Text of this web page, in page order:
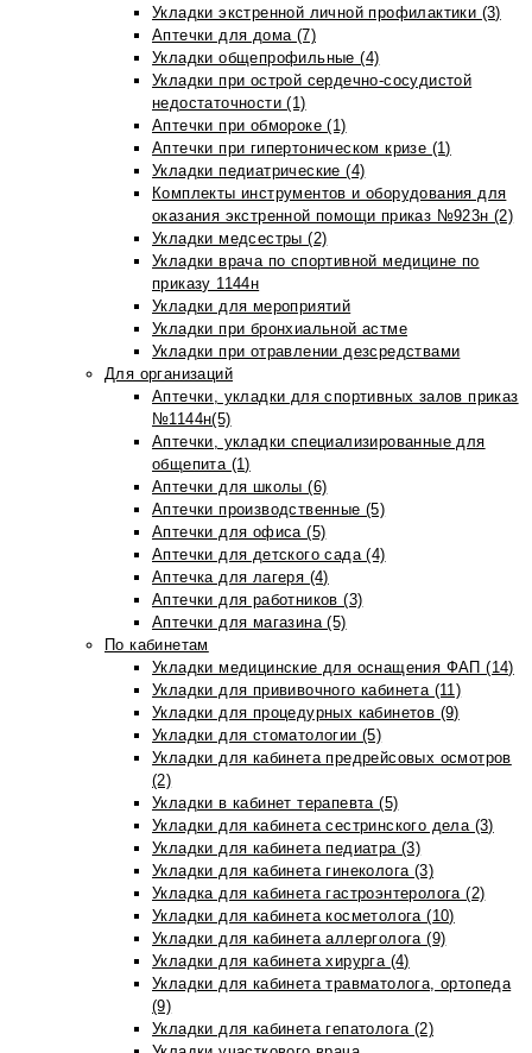
Укладки экстренной личной профилактики (3)
Аптечки для дома (7)
Укладки общепрофильные (4)
Укладки при острой сердечно-сосудистой
недостаточности (1)
Аптечки при обмороке (1)
Аптечки при гипертоническом кризе (1)
Укладки педиатрические (4)
Комплекты инструментов и оборудования для
оказания экстренной помощи приказ №923н (2)
Укладки медсестры (2)
Укладки врача по спортивной медицине по
приказу 1144н
Укладки для мероприятий
Укладки при бронхиальной астме
Укладки при отравлении дезсредствами
Для организаций
Аптечки, укладки для спортивных залов приказ
№1144н(5)
Аптечки, укладки специализированные для
общепита (1)
Аптечки для школы (6)
Аптечки производственные (5)
Аптечки для офиса (5)
Аптечки для детского сада (4)
Аптечка для лагеря (4)
Аптечки для работников (3)
Аптечки для магазина (5)
По кабинетам
Укладки медицинские для оснащения ФАП (14)
Укладки для прививочного кабинета (11)
Укладки для процедурных кабинетов (9)
Укладки для стоматологии (5)
Укладки для кабинета предрейсовых осмотров
(2)
Укладки в кабинет терапевта (5)
Укладки для кабинета сестринского дела (3)
Укладки для кабинета педиатра (3)
Укладки для кабинета гинеколога (3)
Укладка для кабинета гастроэнтеролога (2)
Укладки для кабинета косметолога (10)
Укладки для кабинета аллерголога (9)
Укладки для кабинета хирурга (4)
Укладки для кабинета травматолога, ортопеда
(9)
Укладки для кабинета гепатолога (2)